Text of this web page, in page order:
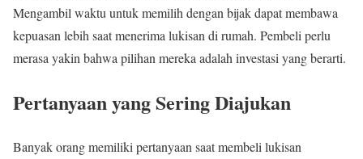
Mengambil waktu untuk memilih dengan bijak dapat membawa
kepuasan lebih saat menerima lukisan di rumah. Pembeli perlu
merasa yakin bahwa pilihan mereka adalah investasi yang berarti.
Pertanyaan yang Sering Diajukan
Banyak orang memiliki pertanyaan saat membeli lukisan